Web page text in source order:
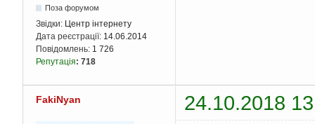
Поза форумом
Звідки: Центр інтернету
Дата реєстрації: 14.06.2014
Повідомлень: 1 726
Репутація: 718
FakiNyan 24.10.2018